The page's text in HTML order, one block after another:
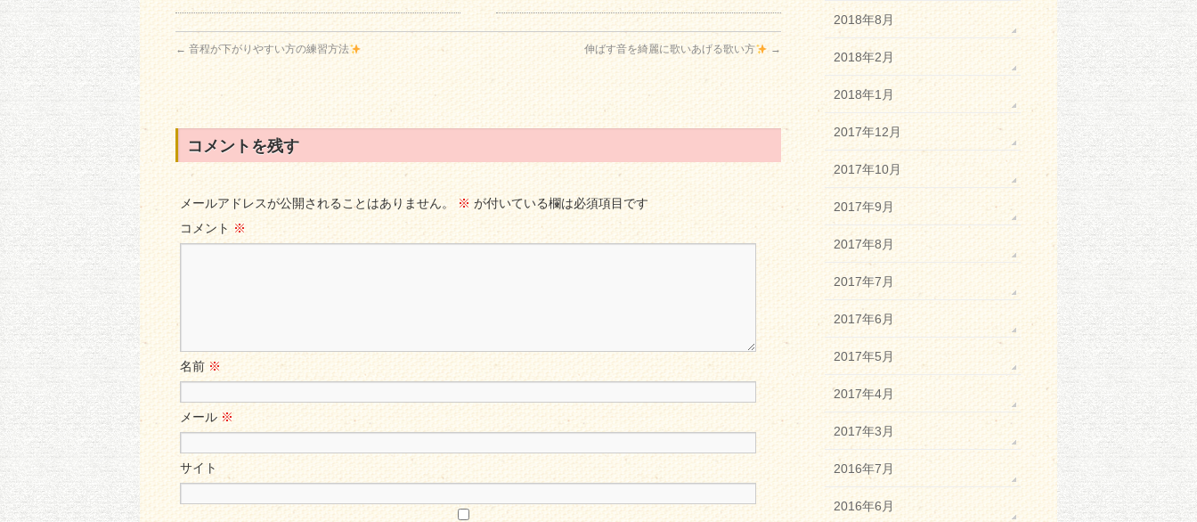
← 音程が下がりやすい方の練習方法 伸ばす音を綺麗に歌いあげる歌い方 →
コメントを残す
メールアドレスが公開されることはありません。 ※ が付いている欄は必須項目です
コメント ※
名前 ※
メール※
サイト
2018年8月
2018年2月
2018年1月
2017年12月
2017年10月
2017年9月
2017年8月
2017年7月
2017年6月
2017年5月
2017年4月
2017年3月
2016年7月
2016年6月